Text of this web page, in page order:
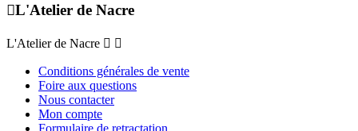
L'Atelier de Nacre
L'Atelier de Nacre  
Conditions générales de vente
Foire aux questions
Nous contacter
Mon compte
Formulaire de retractation